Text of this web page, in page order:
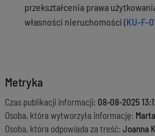
przekształcenia prawa
własności nieruchomości (KU-F-
Metryka
Czas publikacji informacji: 08-08-2025
Osoba, która wytworzyła informację:
Osoba, która odpowiada za treść: Joanna